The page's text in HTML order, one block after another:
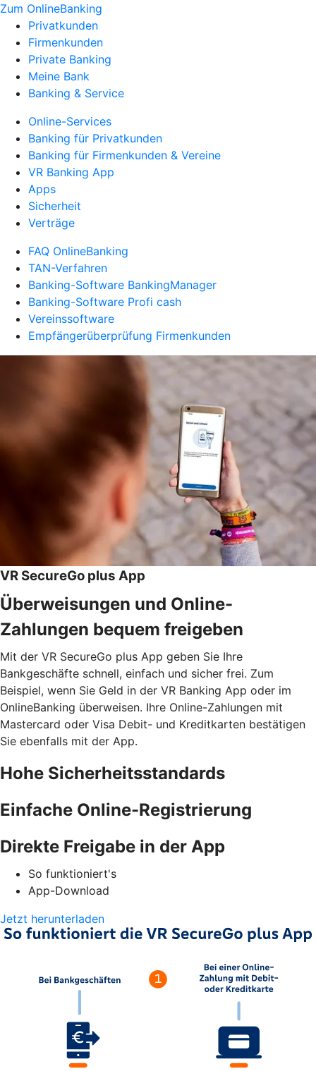
Zum OnlineBanking
Privatkunden
Firmenkunden
Private Banking
Meine Bank
Banking & Service
Online-Services
Banking für Privatkunden
Banking für Firmenkunden & Vereine
VR Banking App
Apps
Sicherheit
Verträge
FAQ OnlineBanking
TAN-Verfahren
Banking-Software BankingManager
Banking-Software Profi cash
Vereinssoftware
Empfängerüberprüfung Firmenkunden
VR SecureGo plus App
Überweisungen und Online-
Zahlungen bequem freigeben
Mit der VR SecureGo plus App geben Sie Ihre
Bankgeschäfte schnell, einfach und sicher frei. Zum
Beispiel, wenn Sie Geld in der VR Banking App oder im
OnlineBanking überweisen. Ihre Online-Zahlungen mit
Mastercard oder Visa Debit- und Kreditkarten bestätigen
Sie ebenfalls mit der App.
Hohe Sicherheitsstandards
Einfache Online-Registrierung
Direkte Freigabe in der App
So funktioniert's
App-Download
Jetzt herunterladen